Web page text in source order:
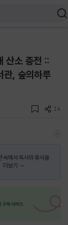
산소 충전 ::
관, 숲의하루
14
속에서 독서와 휴식을
더보기